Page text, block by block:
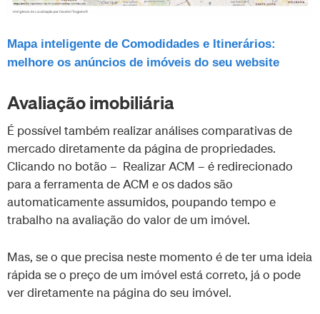
Mapa inteligente de Comodidades e Itinerários:
melhore os anúncios de imóveis do seu website
Avaliação imobiliária
É possível também realizar análises comparativas de
mercado diretamente da página de propriedades.
Clicando no botão – Realizar ACM – é redirecionado
para a ferramenta de ACM e os dados são
automaticamente assumidos, poupando tempo e
trabalho na avaliação do valor de um imóvel.
Mas, se o que precisa neste momento é de ter uma ideia
rápida se o preço de um imóvel está correto, já o pode
ver diretamente na página do seu imóvel.